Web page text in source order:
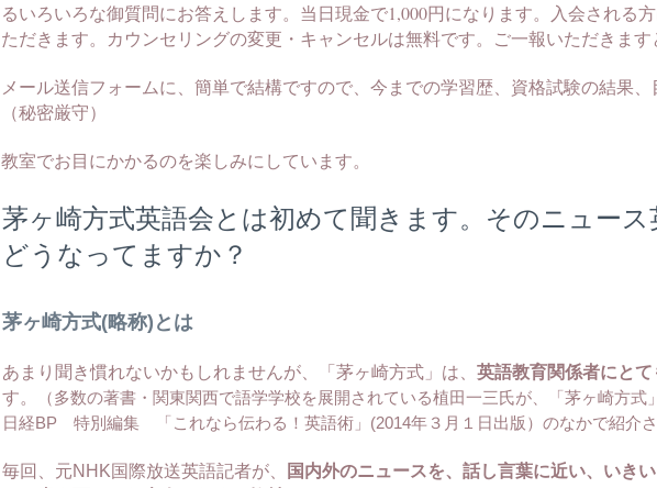
るいろいろな御質問にお答えします。当日現金で1,000円になります。入会される
ただきます。カウンセリングの変更・キャンセルは無料です。ご一報いただきます
メール送信フォームに、簡単で結構ですので、今までの学習歴、資格試験の結果、
（秘密厳守）
教室でお目にかかるのを楽しみにしています。
茅ヶ崎方式英語会とは初めて聞きます。そのニュー
どうなってますか？
茅ヶ崎方式(略称)とは
あまり聞き慣れないかもしれませんが、「茅ヶ崎方式」は、 英語教育関係者にと
す。
（多数の著書・関東関西で語学学校を展開されている植田一三氏が、「茅ヶ崎方式
日経BP 特別編集 「これなら伝わる！英語術」(2014年３月１日出版）のなかで紹介さ
毎回、元NHK国際放送英語記者が、
国内外のニュースを、話し言葉に近い、いき